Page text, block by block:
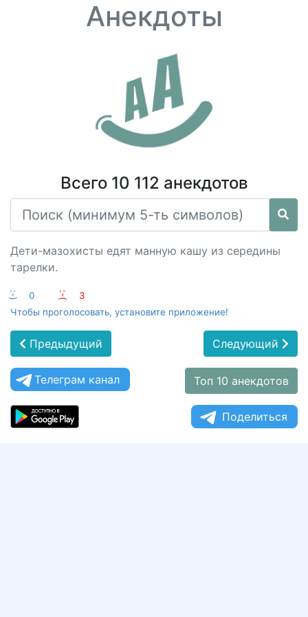
Анекдоты
Всего 10 112 анекдотов
Дети-мазохисты едят манную кашу из середины
тарелки.
:-) 0 :-(
3
Чтобы проголосовать, установите приложение!
Предыдущий Следующий
Телеграм канал Топ 10 анекдотов
Поделиться